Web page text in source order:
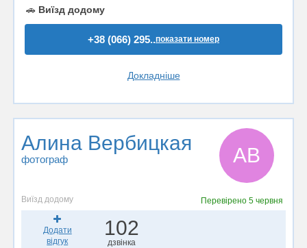
🚗 Виїзд додому
+38 (066) 295..показати номер
Докладніше
Алина Вербицкая
фотограф АВ
Виїзд додому Перевірено 5 червня
Додати
відгук
102
дзвінка